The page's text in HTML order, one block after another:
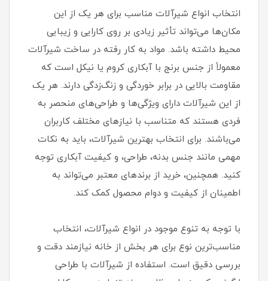
انتخاب انواع شیرآلات مناسب برای هر یک از این
مکان‌ها می‌تواند تأثیر زیادی بر روی کارایی و زیبایی
محیط داشته باشد. مواد به کار رفته در ساخت شیرآلات
معمولاً از جنس برنج با آبکاری کروم یا نیکل است که
مقاومت بالایی در برابر خوردگی و زنگ‌زدگی دارند. هر یک
از این شیرآلات دارای ویژگی‌ها و طراحی‌های منحصر به
فردی هستند که متناسب با نیازهای مختلف کاربران
می‌باشند. برای انتخاب بهترین شیرآلات، باید به نکات
مهمی مانند جنس بدنه، طراحی، و کیفیت آبکاری توجه
کنید. همچنین، خرید از برندهای معتبر می‌تواند به
اطمینان از کیفیت و دوام محصول کمک کند.
با توجه به تنوع موجود در انواع شیرآلات، انتخاب
مناسب‌ترین نوع برای هر بخش از خانه نیازمند دقت و
بررسی دقیق است. استفاده از شیرآلات با طراحی